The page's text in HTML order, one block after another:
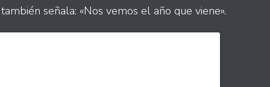
señala: «Nos vemos el año que viene».